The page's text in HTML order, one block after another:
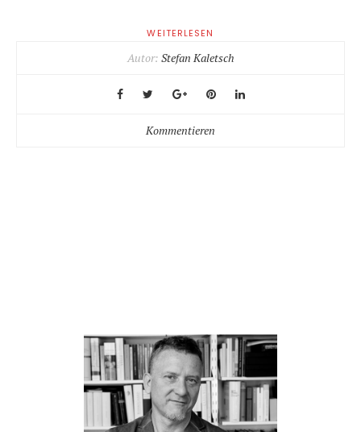
WEITERLESEN
Autor: Stefan Kaletsch
Kommentieren